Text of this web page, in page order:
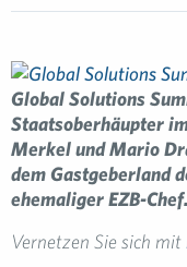
Global Solutions
Staatsoberhäupter
Merkel und Mario
dem Gastgeberland
ehemaliger EZB-Chef.
Vernetzen Sie sich mit